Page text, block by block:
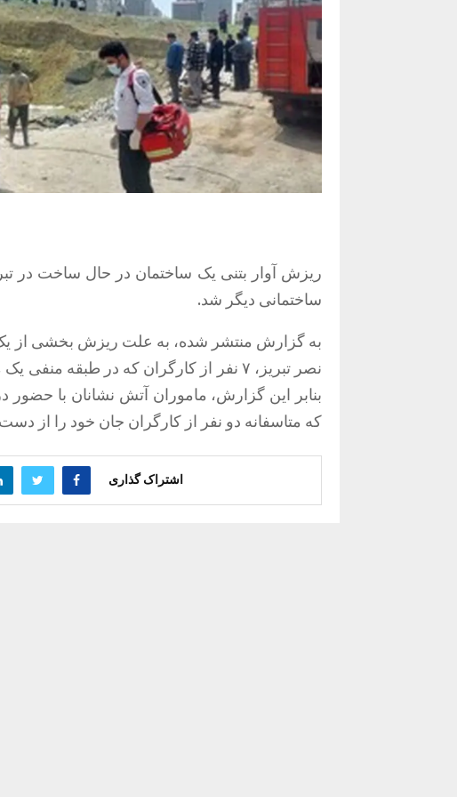
ساختمانی دیگر شد.
به گزارش منتشر شده، به علت ریزش بخشی از
نصر تبریز، ۷ نفر از کارگران که در طبقه
که متاسفانه دو نفر از کارگران جان خود را از دست
اشتراک گذاری